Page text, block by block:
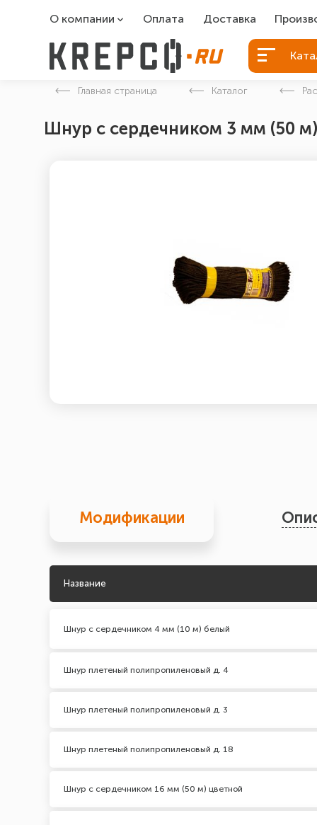
О компании
О компании
Оплата Доставка
Болты
Болты
Главная страница Каталог
Шнур с сердечником 3 мм (50
Модификации
Название
Шнур с сердечником 4 мм (10 м) белый
Шнур плетеный полипропиленовый д. 4
Шнур плетеный полипропиленовый д. 3
Шнур плетеный полипропиленовый д. 18
Шнур с сердечником 16 мм (50 м) цветной